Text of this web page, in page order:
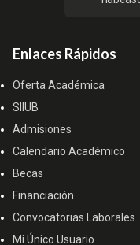
Enlaces Rápidos
Oferta Académica
SIIUB
Admisiones
Calendario Académico
Becas
Financiación
Convocatorias Laborales
Mi Único Usuario